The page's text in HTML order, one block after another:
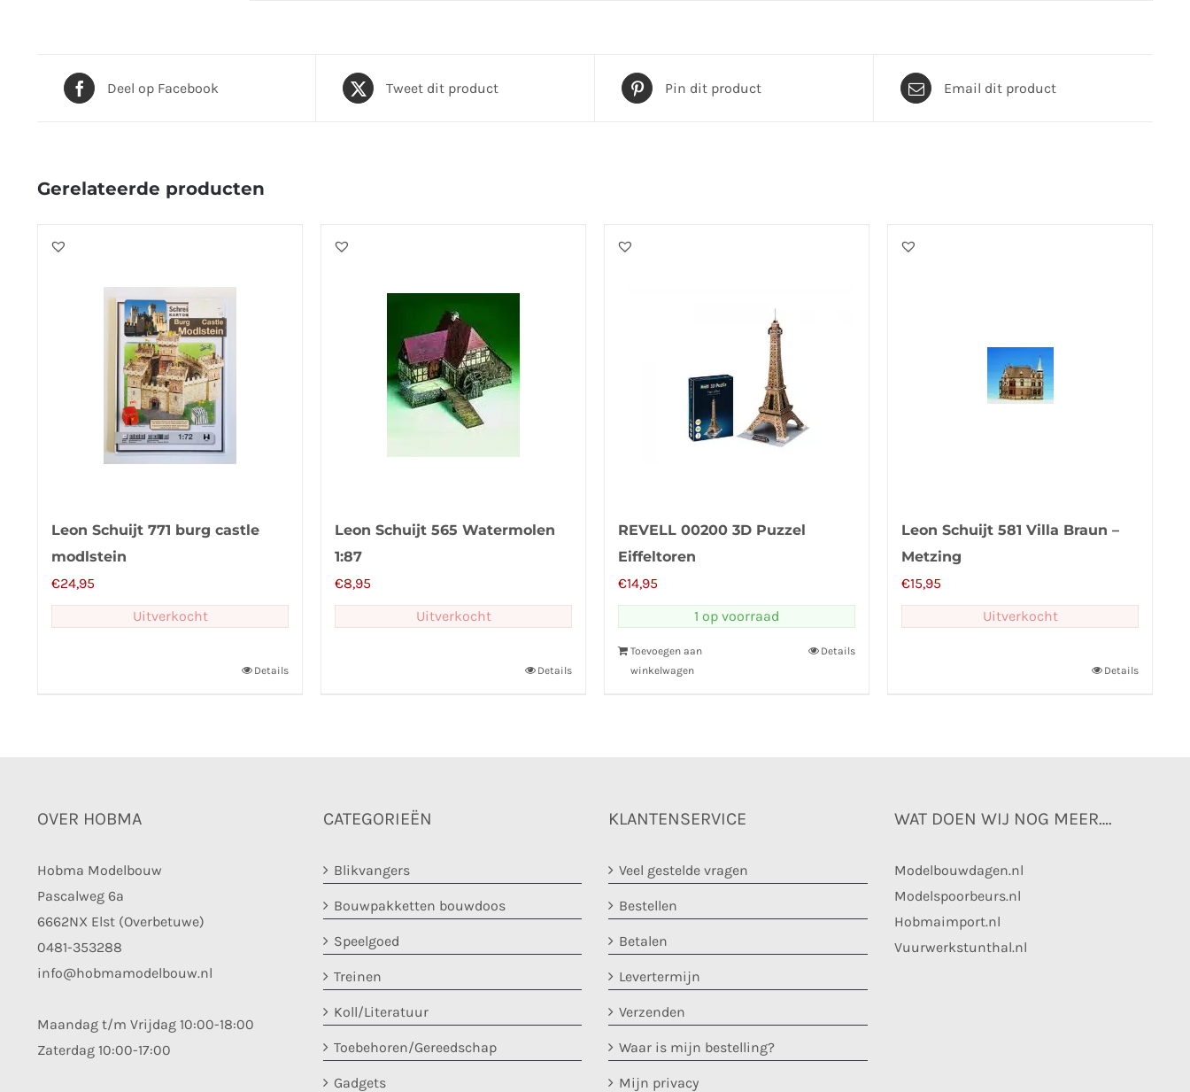
Deel op Facebook Tweet dit product Pin dit product Email dit product
Gerelateerde producten
Leon Schuijt 771 burg castle
modlstein
€24,95
Uitverkocht
Details
Leon Schuijt 565 Watermolen
1:87
€8,95
Uitverkocht
Details
REVELL 00200 3D Puzzel
Eiffeltoren
€14,95
1 op voorraad
Toevoegen aan
winkelwagen
Details
Leon Schuijt 581 Villa Braun –
Metzing
€15,95
Uitverkocht
Details
OVER HOBMA
Hobma Modelbouw
Pascalweg 6a
6662NX Elst (Overbetuwe)
0481-353288
info@hobmamodelbouw.nl
Maandag t/m Vrijdag 10:00-18:00
Zaterdag 10:00-17:00
CATEGORIEËN
Blikvangers
Bouwpakketten bouwdoos
Speelgoed
Treinen
Koll/Literatuur
Toebehoren/Gereedschap
Gadgets
KLANTENSERVICE
Veel gestelde vragen
Bestellen
Betalen
Levertermijn
Verzenden
Waar is mijn bestelling?
Mijn privacy
WAT DOEN WIJ NOG MEER….
Modelbouwdagen.nl
Modelspoorbeurs.nl
Hobmaimport.nl
Vuurwerkstunthal.nl